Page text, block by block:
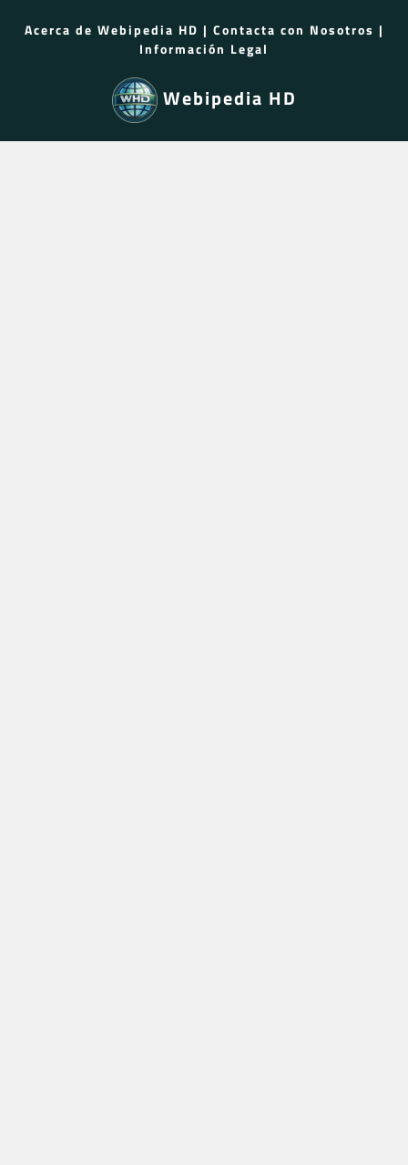
Acerca de Webipedia HD | Contacta con Nosotros |
Información Legal
Webipedia HD